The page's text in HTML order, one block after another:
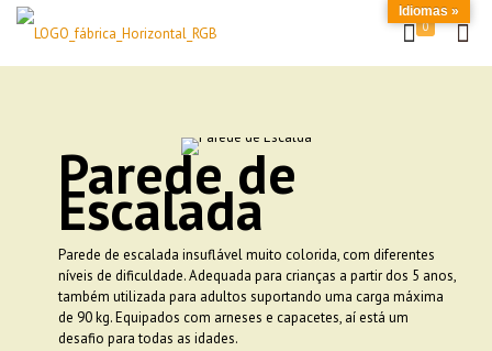
0
Parede de
Escalada
Parede de escalada insuflável muito colorida, com diferentes
níveis de dificuldade. Adequada para crianças a partir dos 5 anos,
também utilizada para adultos suportando uma carga máxima
de 90 kg. Equipados com arneses e capacetes, aí está um
desafio para todas as idades.
Idiomas »